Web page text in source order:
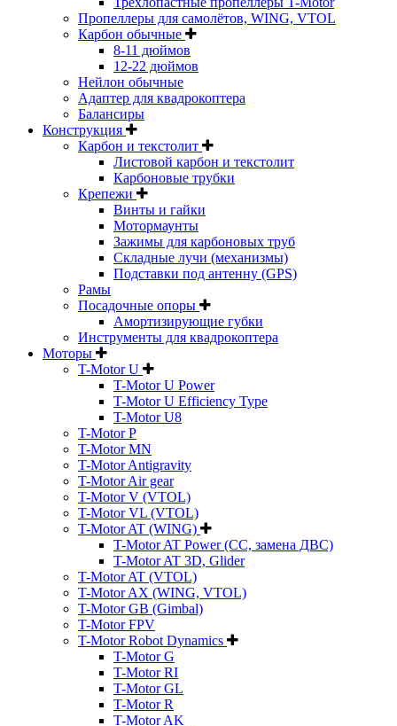
Пропеллеры для самолётов, WING, VTOL
Карбон обычные
8-11 дюймов
12-22 дюймов
Нейлон обычные
Адаптер для квадрокоптера
Балансиры
Конструкция
Карбон и текстолит
Листовой карбон и текстолит
Карбоновые трубки
Крепежи
Винты и гайки
Мотормаунты
Зажимы для карбоновых труб
Складные лучи (механизмы)
Подставки под антенну (GPS)
Рамы
Посадочные опоры
Амортизирующие губки
Инструменты для квадрокоптера
Моторы
T-Motor U
T-Motor U Power
T-Motor U Efficiency Type
T-Motor U8
T-Motor P
T-Motor MN
T-Motor Antigravity
T-Motor Air gear
T-Motor V (VTOL)
T-Motor VL (VTOL)
T-Motor AT (WING)
T-Motor AT Power (CC, замена ДВС)
T-Motor AT 3D, Glider
T-Motor AT (VTOL)
T-Motor AX (WING, VTOL)
T-Motor GB (Gimbal)
T-Motor FPV
T-Motor Robot Dynamics
T-Motor G
T-Motor RI
T-Motor GL
T-Motor R
T-Motor AK